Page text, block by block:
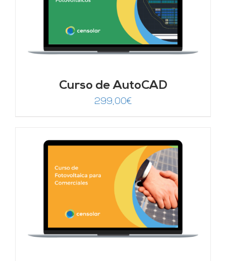
Curso de AutoCAD
299,00€